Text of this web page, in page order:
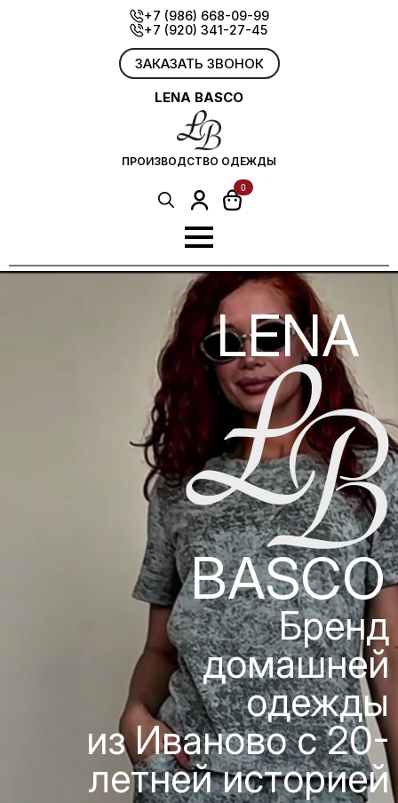
+7 (986) 668-09-99
+7 (920) 341-27-45
ЗАКАЗАТЬ ЗВОНОК
LENA BASCO
ПРОИЗВОДСТВО ОДЕЖДЫ
Search
0
LENA
BASCO
Бренд
домашней
одежды
из Иваново с 20-
летней историей